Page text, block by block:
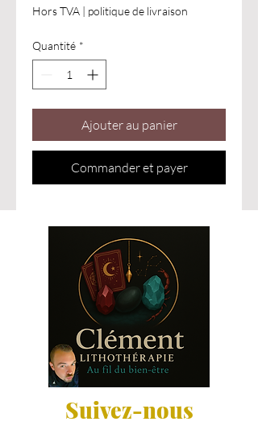
Hors TVA | politique de livraison
Quantité *
Ajouter au panier
Commander et payer
Suivez-nous